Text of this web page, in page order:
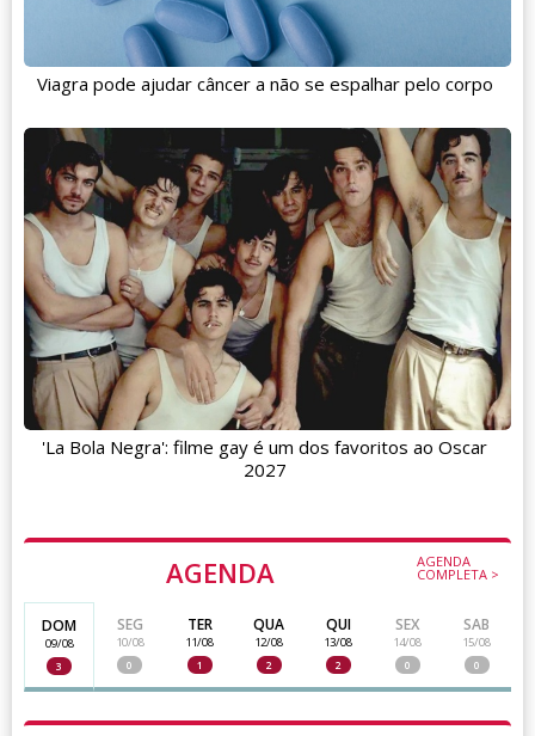
AGENDA AGENDA
COMPLETA >
DOM
09/08
3
SEG
10/08
0
TER
11/08
1
QUA
12/08
2
QUI
13/08
2
SEX
14/08
0
SAB
15/08
0
Viagra pode ajudar câncer a não se espalhar pelo corpo
'La Bola Negra': filme gay é um dos favoritos ao Oscar
2027